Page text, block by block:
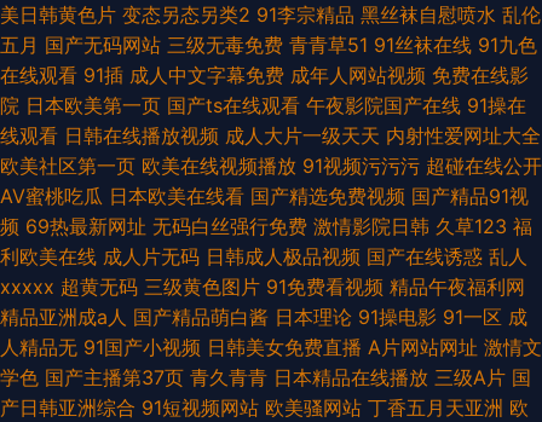
美日韩黄色片 变态另态另类2 91李宗精品 黑丝袜自慰喷水 乱伦
五月 国产无码网站 三级无毒免费 青青草51 91丝袜在线 91九色
在线观看 91插 成人中文字幕免费 成年人网站视频 免费在线影
院 日本欧美第一页 国产ts在线观看 午夜影院国产在线 91操在
线观看 日韩在线播放视频 成人大片一级天天 内射性爱网址大全
欧美社区第一页 欧美在线视频播放 91视频污污污 超碰在线公开
AV蜜桃吃瓜 日本欧美在线看 国产精选免费视频 国产精品91视
频 69热最新网址 无码白丝强行免费 激情影院日韩 久草123 福
利欧美在线 成人片无码 日韩成人极品视频 国产在线诱惑 乱人
xxxxx 超黄无码 三级黄色图片 91免费看视频 精品午夜福利网
精品亚洲成a人 国产精品萌白酱 日本理论 91操电影 91一区 成
人精品无 91国产小视频 日韩美女免费直播 A片网站网址 激情文
学色 国产主播第37页 青久青青 日本精品在线播放 三级A片 国
产日韩亚洲综合 91短视频网站 欧美骚网站 丁香五月天亚洲 欧